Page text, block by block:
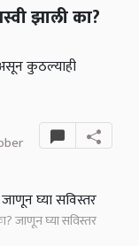
झाली का?
कुठल्याही
जाणून घ्या सविस्तर